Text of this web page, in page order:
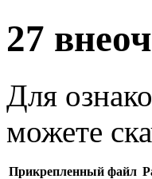
27
Для
можете
Прикрепленный файл